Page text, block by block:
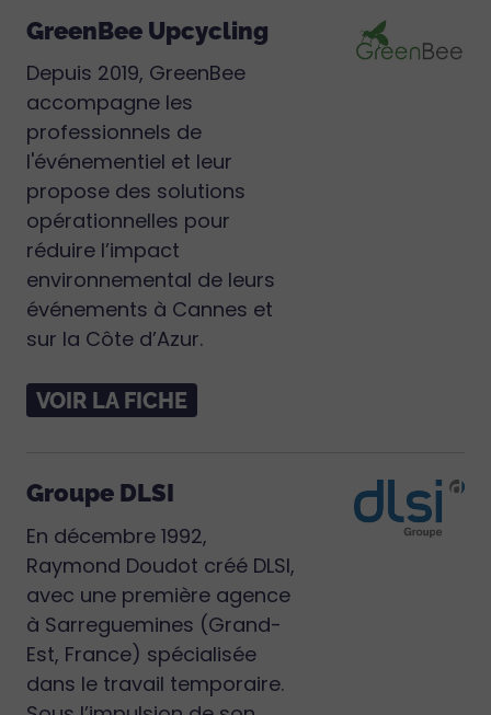
GreenBee Upcycling
Depuis 2019, GreenBee
accompagne les
professionnels de
l'événementiel et leur
propose des solutions
opérationnelles pour
réduire l’impact
environnemental de leurs
événements à Cannes et
sur la Côte d’Azur.
VOIR LA FICHE
Groupe DLSI
En décembre 1992,
Raymond Doudot créé DLSI,
avec une première agence
à Sarreguemines (Grand-
Est, France) spécialisée
dans le travail temporaire.